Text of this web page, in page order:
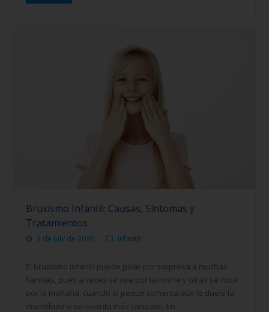
Bruxismo Infantil: Causas, Síntomas y
Tratamientos
3 de July de 2026 Infantil
El bruxismo infantil puede pillar por sorpresa a muchas
familias, pues a veces se oye por la noche y otras se nota
por la mañana, cuando el peque comenta que le duele la
mandíbula o se levanta más cansado. En…